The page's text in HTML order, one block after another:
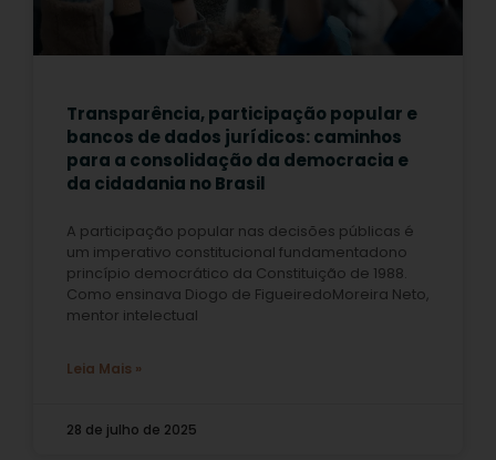
Transparência, participação popular e
bancos de dados jurídicos: caminhos
para a consolidação da democracia e
da cidadania no Brasil
A participação popular nas decisões públicas é
um imperativo constitucional fundamentadono
princípio democrático da Constituição de 1988.
Como ensinava Diogo de FigueiredoMoreira Neto,
mentor intelectual
Leia Mais »
28 de julho de 2025